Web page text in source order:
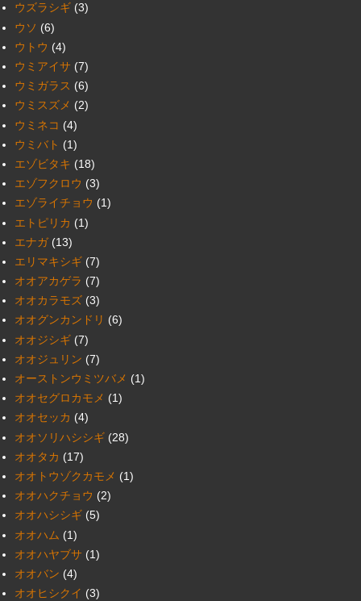
ウズラシギ (3)
ウソ (6)
ウトウ (4)
ウミアイサ (7)
ウミガラス (6)
ウミスズメ (2)
ウミネコ (4)
ウミバト (1)
エゾビタキ (18)
エゾフクロウ (3)
エゾライチョウ (1)
エトピリカ (1)
エナガ (13)
エリマキシギ (7)
オオアカゲラ (7)
オオカラモズ (3)
オオグンカンドリ (6)
オオジシギ (7)
オオジュリン (7)
オーストンウミツバメ (1)
オオセグロカモメ (1)
オオセッカ (4)
オオソリハシシギ (28)
オオタカ (17)
オオトウゾクカモメ (1)
オオハクチョウ (2)
オオハシシギ (5)
オオハム (1)
オオハヤブサ (1)
オオバン (4)
オオヒシクイ (3)